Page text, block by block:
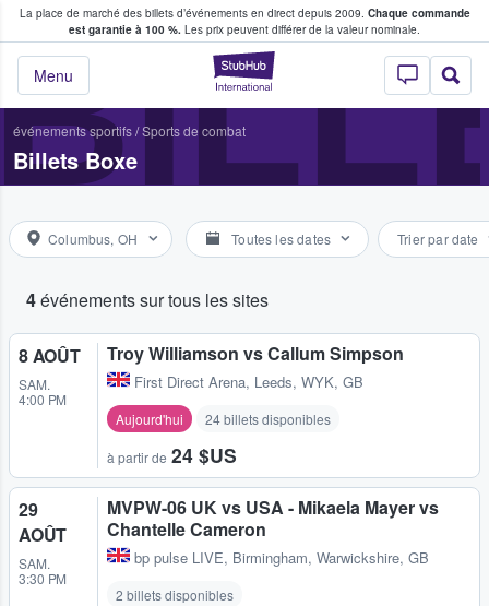
La place de marché des billets d’événements en direct depuis 2009. Chaque commande
est garantie à 100 %. Les prix peuvent différer de la valeur nominale.
StubHub - Où
Menu
fans achètent et vendent des billets
événements sportifs/Sports de combat
Billets Boxe
Columbus, OH Toutes les dates Trier par date
4événements sur tous les sites
8 AOÛT
SAM.
4:00 PM
Troy Williamson vs Callum Simpson
First Direct Arena, Leeds, WYK, GB
Aujourd'hui 24 billets disponibles
à partir de 24 $US
29
AOÛT
SAM.
3:30 PM
MVPW-06 UK vs USA - Mikaela Mayer vs
Chantelle Cameron
bp pulse LIVE, Birmingham, Warwickshire, GB
2 billets disponibles